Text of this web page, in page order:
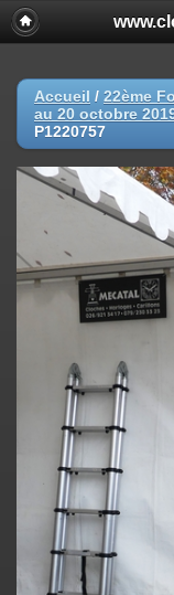
Accueil / 22ème
au 20 octobre
P1220757